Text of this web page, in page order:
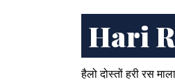
Hari
हैलो दोस्तों हरी रस